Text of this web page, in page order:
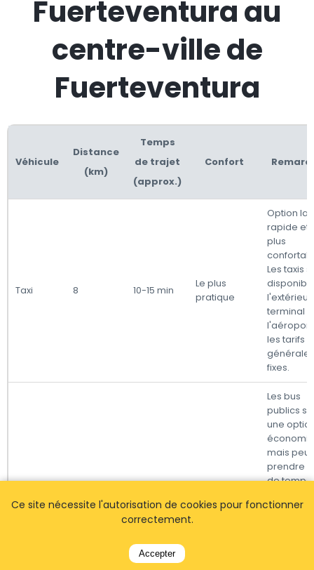
Fuerteventura au
centre-ville de
Fuerteventura
Véhicule
Distance
(km)
Temps
de trajet
(approx.)
Confort
Taxi 8 10-15 min
Le plus
pratique
Option la
rapide et
plus
Les taxis
l'extérieur
terminal
les tarifs
fixes.
Les bus
publics
une
mais
prendre
de temps
multiples
Ce site nécessite l'autorisation de cookies pour fonctionner
correctement.
Accepter